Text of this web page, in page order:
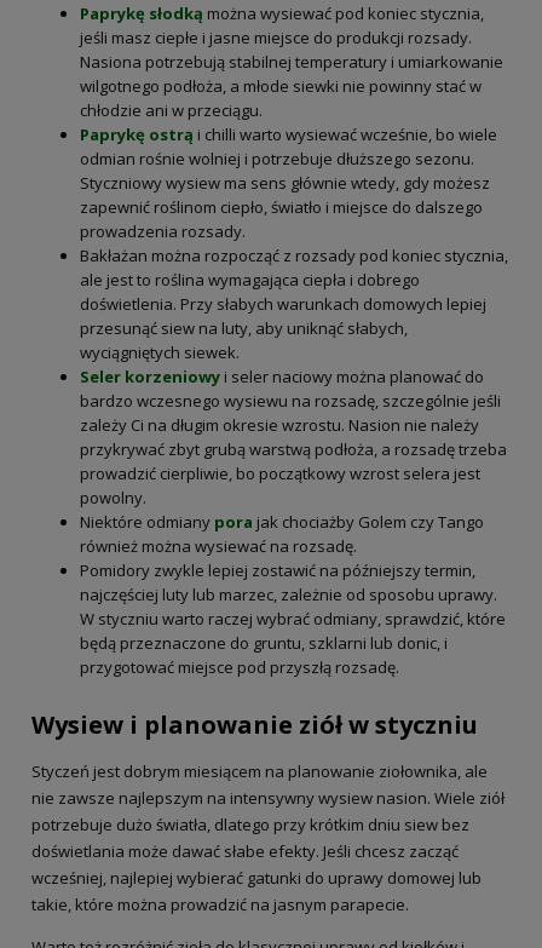
Paprykę słodką można wysiewać pod koniec stycznia,
jeśli masz ciepłe i jasne miejsce do produkcji rozsady.
Nasiona potrzebują stabilnej temperatury i umiarkowanie
wilgotnego podłoża, a młode siewki nie powinny stać w
chłodzie ani w przeciągu.
Paprykę ostrą i chilli warto wysiewać wcześnie, bo wiele
odmian rośnie wolniej i potrzebuje dłuższego sezonu.
Styczniowy wysiew ma sens głównie wtedy, gdy możesz
zapewnić roślinom ciepło, światło i miejsce do dalszego
prowadzenia rozsady.
Bakłażan można rozpocząć z rozsady pod koniec stycznia,
ale jest to roślina wymagająca ciepła i dobrego
doświetlenia. Przy słabych warunkach domowych lepiej
przesunąć siew na luty, aby uniknąć słabych,
wyciągniętych siewek.
Seler korzeniowy i seler naciowy można planować do
bardzo wczesnego wysiewu na rozsadę, szczególnie jeśli
zależy Ci na długim okresie wzrostu. Nasion nie należy
przykrywać zbyt grubą warstwą podłoża, a rozsadę trzeba
prowadzić cierpliwie, bo początkowy wzrost selera jest
powolny.
Niektóre odmiany pora jak chociażby Golem czy Tango
również można wysiewać na rozsadę.
Pomidory zwykle lepiej zostawić na późniejszy termin,
najczęściej luty lub marzec, zależnie od sposobu uprawy.
W styczniu warto raczej wybrać odmiany, sprawdzić, które
będą przeznaczone do gruntu, szklarni lub donic, i
przygotować miejsce pod przyszłą rozsadę.
Wysiew i planowanie ziół w styczniu
Styczeń jest dobrym miesiącem na planowanie ziołownika, ale
nie zawsze najlepszym na intensywny wysiew nasion. Wiele ziół
potrzebuje dużo światła, dlatego przy krótkim dniu siew bez
doświetlania może dawać słabe efekty. Jeśli chcesz zacząć
wcześniej, najlepiej wybierać gatunki do uprawy domowej lub
takie, które można prowadzić na jasnym parapecie.